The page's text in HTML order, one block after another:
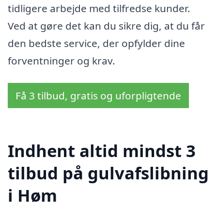
tidligere arbejde med tilfredse kunder.
Ved at gøre det kan du sikre dig, at du får
den bedste service, der opfylder dine
forventninger og krav.
Få 3 tilbud, gratis og uforpligtende
Indhent altid mindst 3
tilbud på gulvafslibning
i Høm